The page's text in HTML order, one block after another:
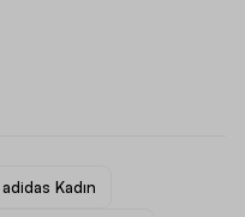
adidas Kadın